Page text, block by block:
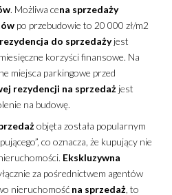
. Możliwa cena sprzedaży
po przebudowie to 20 000 zł/m2
rezydencja do sprzedażyjest
korzyści finansowe. Na
miejsca parkingowe przed
rezydencji na sprzedażjest
na budowę.
objęta została popularnym
co oznacza, że kupujący nie
Ekskluzywna
za pośrednictwem agentów
nieruchomość na sprzedaż, to